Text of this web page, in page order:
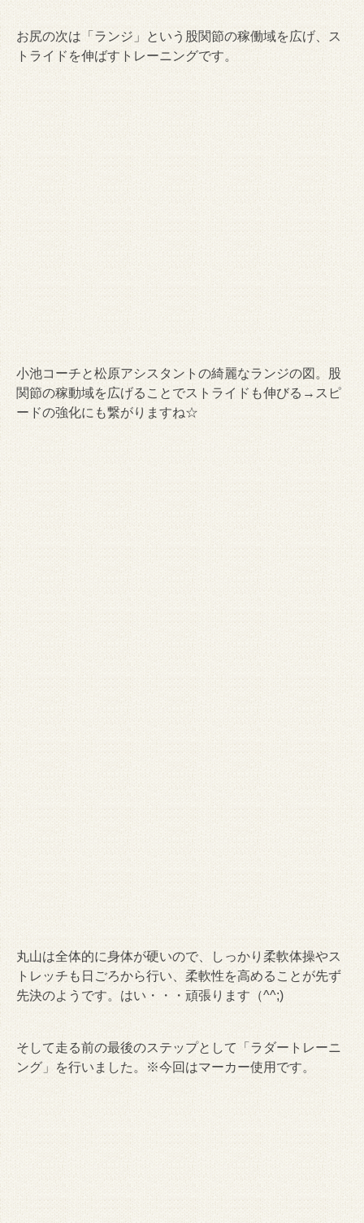
お尻の次は「ランジ」という股関節の稼働域を広げ、ス
トライドを伸ばすトレーニングです。
小池コーチと松原アシスタントの綺麗なランジの図。股
関節の稼動域を広げることでストライドも伸びる→スピ
ードの強化にも繋がりますね☆
丸山は全体的に身体が硬いので、しっかり柔軟体操やス
トレッチも日ごろから行い、柔軟性を高めることが先ず
先決のようです。はい・・・頑張ります（^^;)
そして走る前の最後のステップとして「ラダートレーニ
ング」を行いました。※今回はマーカー使用です。